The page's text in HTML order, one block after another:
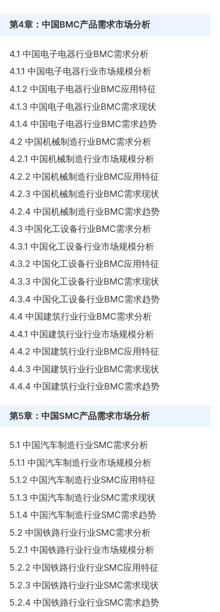
第4章 ：中国BMC产品需求市场分析
4.1 中国电子电器行业BMC需求分析
4.1.1 中国电子电器行业市场规模分析
4.1.2 中国电子电器行业BMC应用特征
4.1.3 中国电子电器行业BMC需求现状
4.1.4 中国电子电器行业BMC需求趋势
4.2 中国机械制造行业BMC需求分析
4.2.1 中国机械制造行业市场规模分析
4.2.2 中国机械制造行业BMC应用特征
4.2.3 中国机械制造行业BMC需求现状
4.2.4 中国机械制造行业BMC需求趋势
4.3 中国化工设备行业BMC需求分析
4.3.1 中国化工设备行业市场规模分析
4.3.2 中国化工设备行业BMC应用特征
4.3.3 中国化工设备行业BMC需求现状
4.3.4 中国化工设备行业BMC需求趋势
4.4 中国建筑行业行业BMC需求分析
4.4.1 中国建筑行业行业市场规模分析
4.4.2 中国建筑行业行业BMC应用特征
4.4.3 中国建筑行业行业BMC需求现状
4.4.4 中国建筑行业行业BMC需求趋势
第5章 ：中国SMC产品需求市场分析
5.1 中国汽车制造行业SMC需求分析
5.1.1 中国汽车制造行业市场规模分析
5.1.2 中国汽车制造行业SMC应用特征
5.1.3 中国汽车制造行业SMC需求现状
5.1.4 中国汽车制造行业SMC需求趋势
5.2 中国铁路行业行业SMC需求分析
5.2.1 中国铁路行业行业市场规模分析
5.2.2 中国铁路行业行业SMC应用特征
5.2.3 中国铁路行业行业SMC需求现状
5.2.4 中国铁路行业行业SMC需求趋势